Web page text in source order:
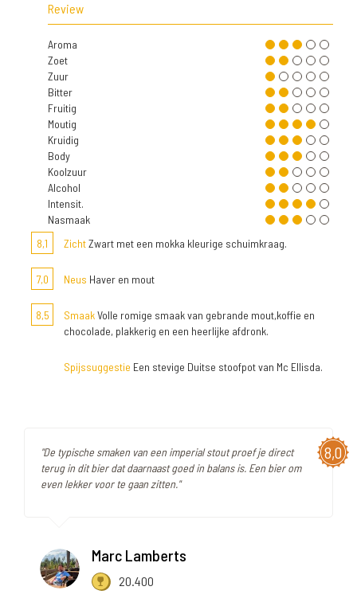
Review
Aroma
Zoet
Zuur
Bitter
Fruitig
Moutig
Kruidig
Body
Koolzuur
Alcohol
Intensit.
Nasmaak
8,1
ZichtZwart met een mokka kleurige schuimkraag.
7,0 Neus Haver en mout
8,5 SmaakVolle romige smaak van gebrande mout,koffie en
chocolade, plakkerig en een heerlijke afdronk.
Spijssuggestie Een stevige Duitse stoofpot van Mc Ellisda.
8,0
"De typische smaken van een imperial stout proef je direct
terug in dit bier dat daarnaast goed in balans is. Een bier om
even lekker voor te gaan zitten."
Marc Lamberts
20.400